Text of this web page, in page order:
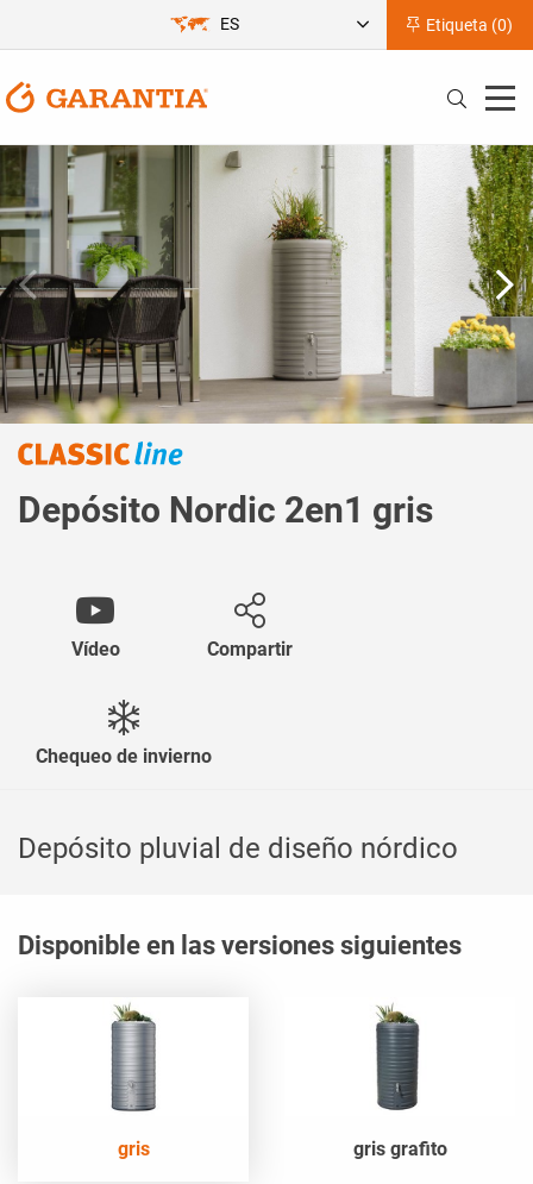
Etiqueta (0)
ES
Depósito Nordic 2en1 gris
Vídeo Compartir
Chequeo de invierno
Depósito pluvial de diseño nórdico
Disponible en las versiones siguientes
gris gris grafito